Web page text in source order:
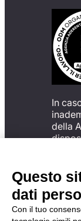
In
della
una
Questo
dati
Con il tuo